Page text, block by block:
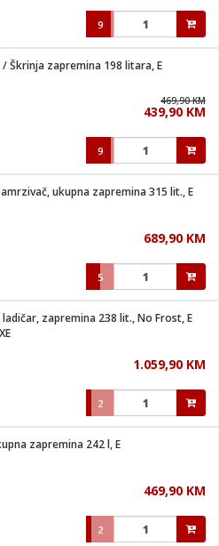
9
Škrinja zapremina 198 litara, E
469,90 KM
439,90 KM
9
ukupna zapremina 315 lit., E
689,90 KM
5
zapremina 238 lit., No Frost, E
1.059,90 KM
2
zapremina 242 l, E
469,90 KM
2